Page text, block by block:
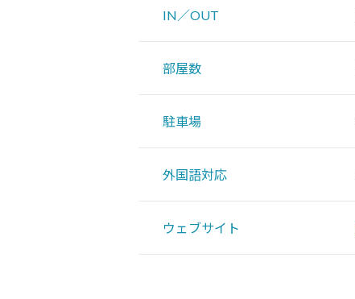
IN／OUT
部屋数
駐車場
外国語対応
ウェブサイト